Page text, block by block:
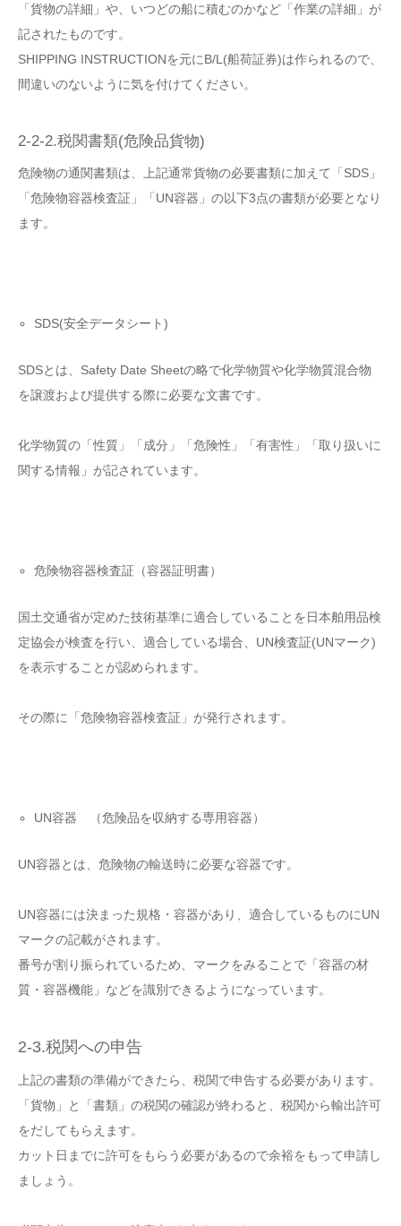
「貨物の詳細」や、いつどの船に積むのかなど「作業の詳細」が
記されたものです。
SHIPPING INSTRUCTIONを元にB/L(船荷証券)は作られるので、
間違いのないように気を付けてください。
2-2-2.税関書類(危険品貨物)
危険物の通関書類は、上記通常貨物の必要書類に加えて「SDS」
「危険物容器検査証」「UN容器」の以下3点の書類が必要となり
ます。
SDS(安全データシート)
SDSとは、Safety Date Sheetの略で化学物質や化学物質混合物
を譲渡および提供する際に必要な文書です。
化学物質の「性質」「成分」「危険性」「有害性」「取り扱いに
関する情報」が記されています。
危険物容器検査証（容器証明書）
国土交通省が定めた技術基準に適合していることを日本舶用品検
定協会が検査を行い、適合している場合、UN検査証(UNマーク)
を表示することが認められます。
その際に「危険物容器検査証」が発行されます。
UN容器 （危険品を収納する専用容器）
UN容器とは、危険物の輸送時に必要な容器です。
UN容器には決まった規格・容器があり、適合しているものにUN
マークの記載がされます。
番号が割り振られているため、マークをみることで「容器の材
質・容器機能」などを識別できるようになっています。
2-3.税関への申告
上記の書類の準備ができたら、税関で申告する必要があります。
「 貨物」と「書類」の税関の確認が終わると、税関から輸出許可
をだしてもらえます。
カット日までに許可をもらう必要があるので余裕をもって申請し
ましょう。